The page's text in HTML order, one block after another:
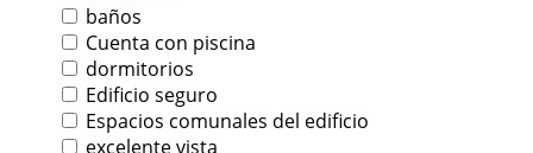
baños
Cuenta con piscina
dormitorios
Edificio seguro
Espacios comunales del edificio
excelente vista